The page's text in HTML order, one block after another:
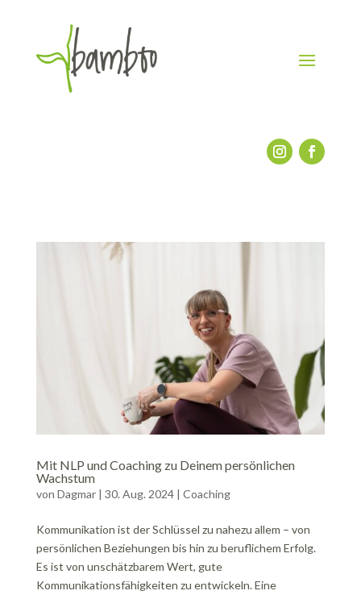
Mit NLP und Coaching zu Deinem persönlichen
Wachstum
von Dagmar| 30. Aug. 2024| Coaching
Kommunikation ist der Schlüssel zu nahezu allem – von
persönlichen Beziehungen bis hin zu beruflichem Erfolg.
Es ist von unschätzbarem Wert, gute
Kommunikationsfähigkeiten zu entwickeln. Eine